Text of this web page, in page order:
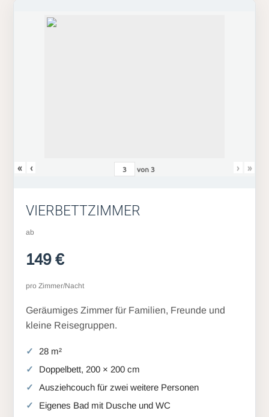
« ‹ von3 › »
VIERBETTZIMMER
ab
149 €
pro Zimmer/Nacht
Geräumiges Zimmer für Familien, Freunde und
kleine Reisegruppen.
28 m²
Doppelbett, 200 × 200 cm
Ausziehcouch für zwei weitere Personen
Eigenes Bad mit Dusche und WC